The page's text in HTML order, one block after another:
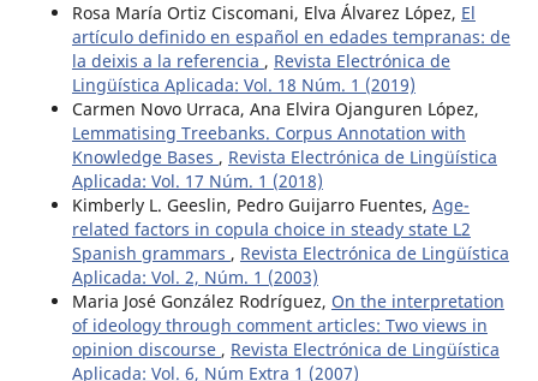
Rosa María Ortiz Ciscomani, Elva Álvarez López, El
artículo definido en español en edades tempranas: de
la deixis a la referencia , Revista Electrónica de
Lingüística Aplicada: Vol. 18 Núm. 1 (2019)
Carmen Novo Urraca, Ana Elvira Ojanguren López,
Lemmatising Treebanks. Corpus Annotation with
Knowledge Bases , Revista Electrónica de Lingüística
Aplicada: Vol. 17 Núm. 1 (2018)
Kimberly L. Geeslin, Pedro Guijarro Fuentes, Age-
related factors in copula choice in steady state L2
Spanish grammars , Revista Electrónica de Lingüística
Aplicada: Vol. 2, Núm. 1 (2003)
Maria José González Rodríguez, On the interpretation
of ideology through comment articles: Two views in
opinion discourse , Revista Electrónica de Lingüística
Aplicada: Vol. 6, Núm Extra 1 (2007)